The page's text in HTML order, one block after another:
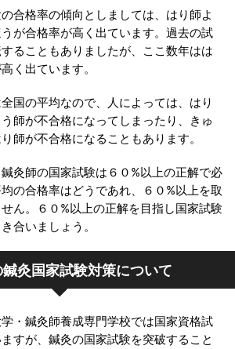
合格率の傾向としましては、はり師よ
が合格率が高く出ています。過去の試
ることもありましたが、ここ数年はは
く出ています。
国の平均なので、人によっては、はり
師が不合格になってしまったり、きゅ
師が不合格になることもあります。
灸師の国家試験は６０%以上の正解で必
の合格率はどうであれ、６０%以上を取
ん。６０%以上の正解を目指し国家試験
合いましょう。
灸国家試験対策について
・鍼灸師養成専門学校では国家資格試
すが、鍼灸の国家試験を突破すること